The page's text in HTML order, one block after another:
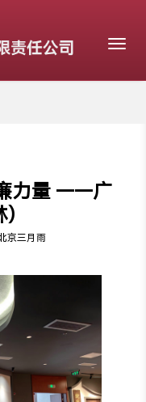
力量 ——广
京三月雨